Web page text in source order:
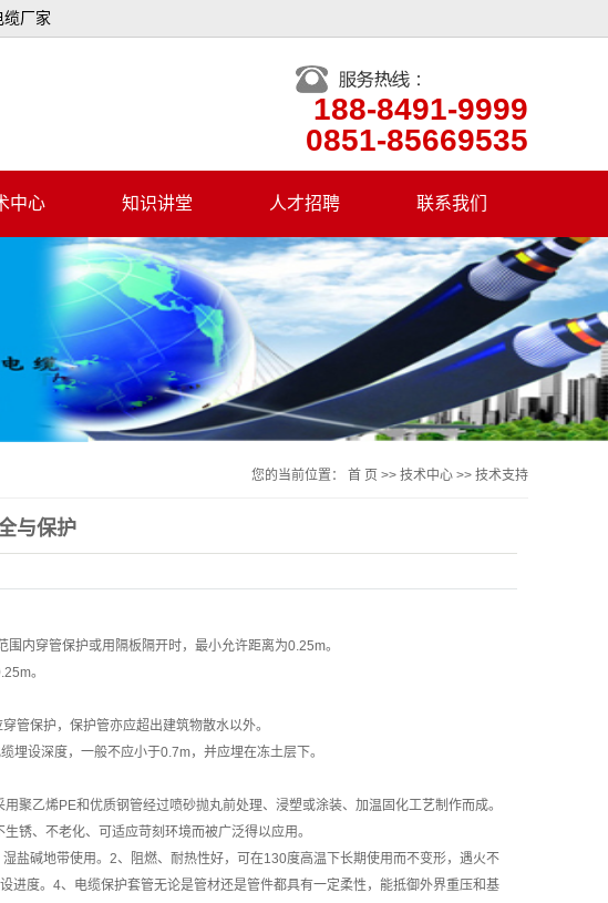
厂家
188-8491-9999
0851-85669535
中心 知识讲堂
产品知识
人才招聘 联系我们
您的当前位置： 首 页 >> 技术中心 >> 技术支持
与保护
内穿管保护或用隔板隔开时，最小允许距离为0.25m。
。
管保护，保护管亦应超出建筑物散水以外。
设深度，一般不应小于0.7m，并应埋在冻土层下。
聚乙烯PE和优质钢管经过喷砂抛丸前处理、浸塑或涂装、加温固化工艺制作而成。
锈、不老化、可适应苛刻环境而被广泛得以应用。
盐碱地带使用。2、阻燃、耐热性好，可在130度高温下长期使用而不变形，遇火不
度。4、电缆保护套管无论是管材还是管件都具有一定柔性，能抵御外界重压和基